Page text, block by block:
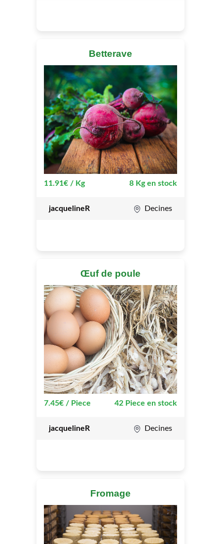
Betterave
11.91€ / Kg 8 Kg en stock
jacquelineR Decines
Œuf de poule
7.45€ / Piece 42 Piece en stock
jacquelineR Decines
Fromage